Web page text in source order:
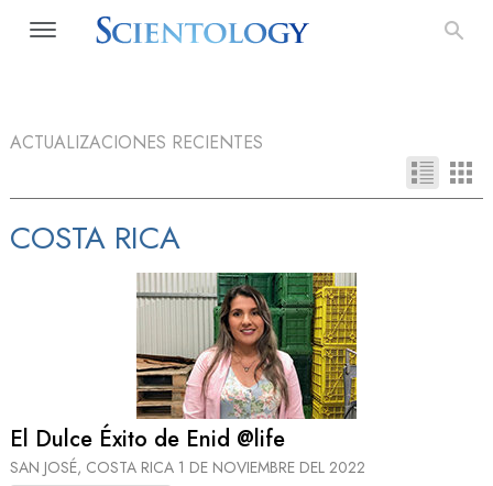
ACTUALIZACIONES RECIENTES
COSTA RICA
El Dulce Éxito de Enid @life
SAN JOSÉ, COSTA RICA 1 DE NOVIEMBRE DEL 2022